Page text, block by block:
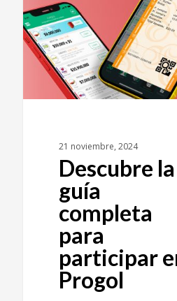
21 noviembre, 2024
Descubre la
guía
completa
para
participar
Progol